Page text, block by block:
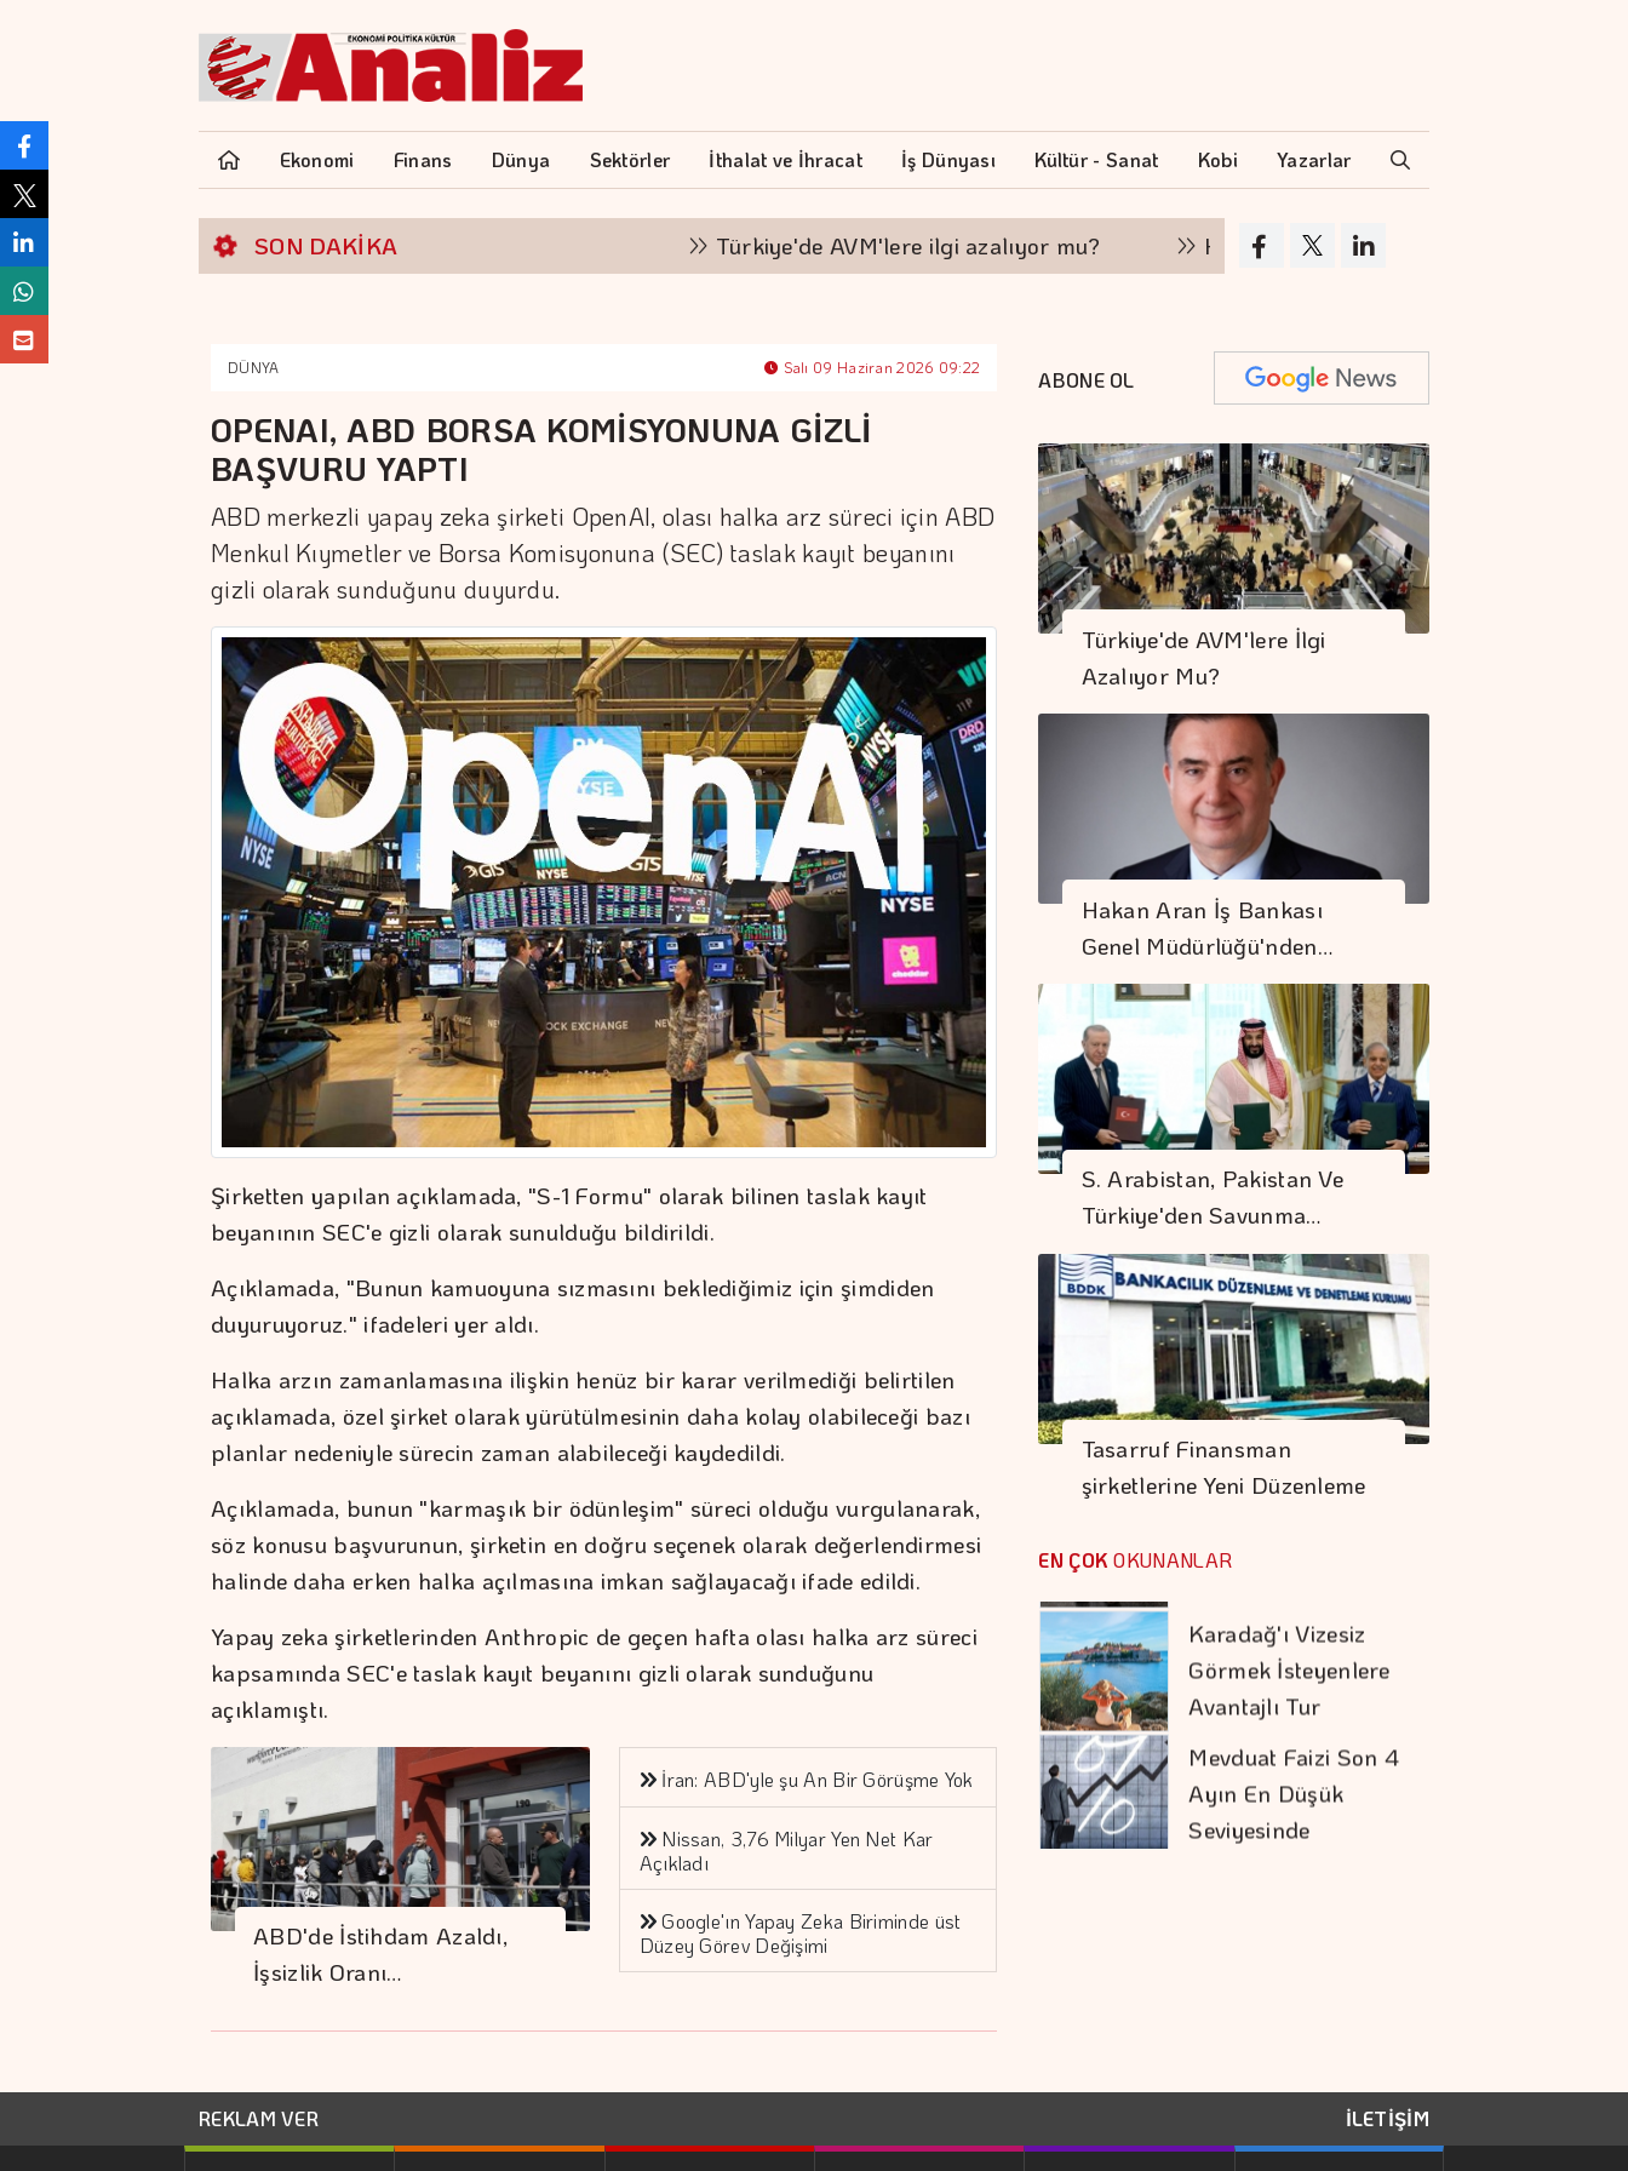
Ekonomi Finans Dünya Sektörler İthalat ve İhracat İş Dünyası Kültür - Sanat Kobi Yazarlar
SON DAKİKA Türkiye'de AVM'lere ilgi azalıyor mu? Hakan Aran İş Bankası Genel
DÜNYA Salı 09 Haziran 2026 09:22
OPENAI, ABD BORSA KOMİSYONUNA GİZLİ
BAŞVURU YAPTI
ABD merkezli yapay zeka şirketi OpenAI, olası halka arz süreci için ABD
Menkul Kıymetler ve Borsa Komisyonuna (SEC) taslak kayıt beyanını
gizli olarak sunduğunu duyurdu.
Şirketten yapılan açıklamada, "S-1 Formu" olarak bilinen taslak kayıt
beyanının SEC'e gizli olarak sunulduğu bildirildi.
Açıklamada, "Bunun kamuoyuna sızmasını beklediğimiz için şimdiden
duyuruyoruz." ifadeleri yer aldı.
Halka arzın zamanlamasına ilişkin henüz bir karar verilmediği belirtilen
açıklamada, özel şirket olarak yürütülmesinin daha kolay olabileceği bazı
planlar nedeniyle sürecin zaman alabileceği kaydedildi.
Açıklamada, bunun "karmaşık bir ödünleşim" süreci olduğu vurgulanarak,
söz konusu başvurunun, şirketin en doğru seçenek olarak değerlendirmesi
halinde daha erken halka açılmasına imkan sağlayacağı ifade edildi.
Yapay zeka şirketlerinden Anthropic de geçen hafta olası halka arz süreci
kapsamında SEC'e taslak kayıt beyanını gizli olarak sunduğunu
açıklamıştı.
ABD'de İstihdam Azaldı,
İşsizlik Oranı…
İran: ABD'yle şu An Bir Görüşme Yok
Nissan, 3,76 Milyar Yen Net Kar
Açıkladı
Google'ın Yapay Zeka Biriminde üst
Düzey Görev Değişimi
ABONE OL
Türkiye'de AVM'lere İlgi
Azalıyor Mu?
Hakan Aran İş Bankası
Genel Müdürlüğü'nden…
S. Arabistan, Pakistan Ve
Türkiye'den Savunma…
Tasarruf Finansman
şirketlerine Yeni Düzenleme
EN ÇOK OKUNANLAR
İstanbul'da '5
Dakikada Yaşam'
Modeli
Küresel Gıda
Fiyatları 3,5 Yılın
Zirvesinde
Sigaraya Yeni Zam
Geldi
Karadağ'ı Vizesiz
Avantajlı Tur
Mevduat Faizi Son 4
Ayın En Düşük
Seviyesinde
S. Arabistan,
Pakistan Ve
Türkiye'den
Ercan Arda'dan Yeni
REKLAM VER İLETİŞİM